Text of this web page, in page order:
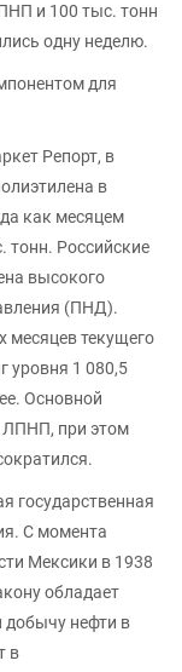
и 100 тыс. тонн
одну неделю.
для
Репорт, в
в
как месяцем
тонн. Российские
высокого
(ПНД).
месяцев текущего
уровня 1 080,5
Основной
ЛПНП, при этом
государственная
С момента
Мексики в 1938
обладает
добычу нефти в
в